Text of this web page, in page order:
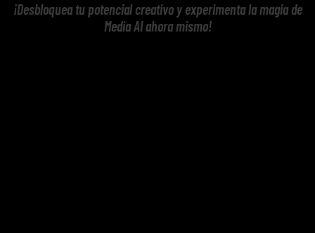
¡Desbloquea tu potencial creativo y experimenta la magia de
Media AI ahora mismo!